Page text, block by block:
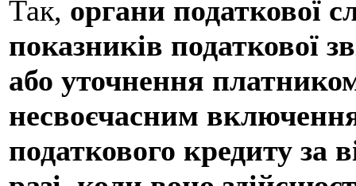
Так, органи податкової
показників податкової
або уточнення
несвоєчасним
податкового кредиту за